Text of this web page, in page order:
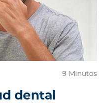
9 Minutos
dental